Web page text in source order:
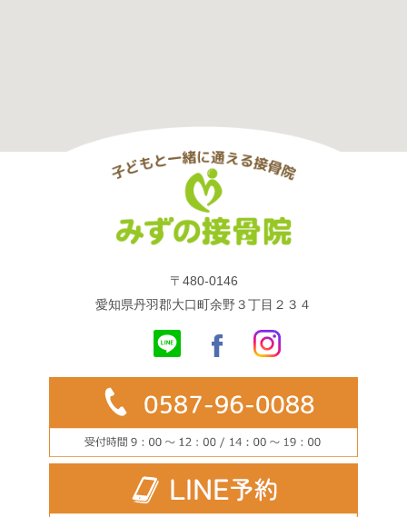
〒480-0146
愛知県丹羽郡大口町余野３丁目２３４